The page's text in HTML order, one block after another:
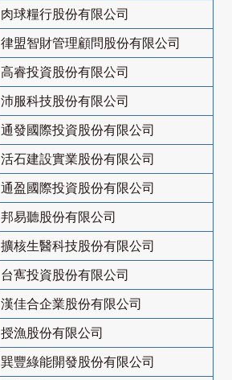
肉球糧行股份有限公司
律盟智財管理顧問股份有限公司
高睿投資股份有限公司
沛服科技股份有限公司
通發國際投資股份有限公司
活石建設實業股份有限公司
通盈國際投資股份有限公司
邦易聽股份有限公司
擴核生醫科技股份有限公司
台寯投資股份有限公司
漢佳合企業股份有限公司
授漁股份有限公司
巽豐綠能開發股份有限公司